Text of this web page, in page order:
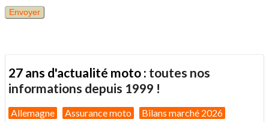
27 ans d'actualité moto : toutes nos
informations depuis 1999 !
Allemagne Assurance moto Bilans marché 2026